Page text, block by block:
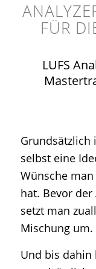
FÜR
LUFS
Grundsätzlich
selbst eine
Wünsche
hat. Bevor der
setzt man
Mischung um.
Und bis dahin